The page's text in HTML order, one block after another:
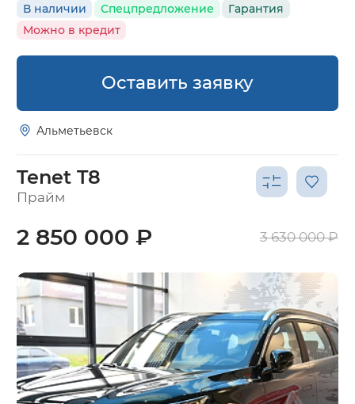
В наличии Спецпредложение
Гарантия
Можно в кредит
Оставить заявку
Альметьевск
Tenet T8
Прайм
2 850 000 ₽ 3 630 000 ₽